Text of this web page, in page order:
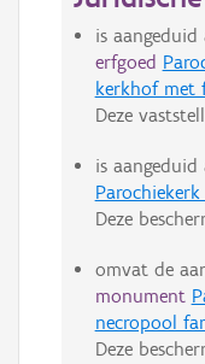
is aangeduid
erfgoed
kerkhof met
Deze
is aangeduid
Deze
omvat de
monument
necropool
Deze